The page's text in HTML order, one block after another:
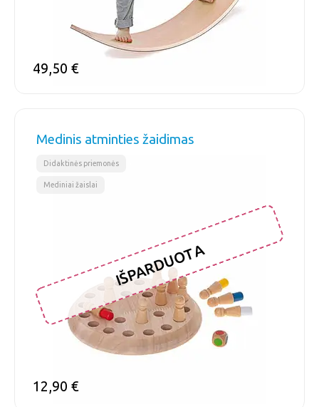
49,50 €
Medinis atminties žaidimas
Didaktinės priemonės
Mediniai žaislai
12,90 €
IŠPARDUOTA